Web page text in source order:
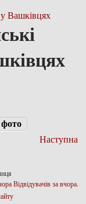
фото
Наступна